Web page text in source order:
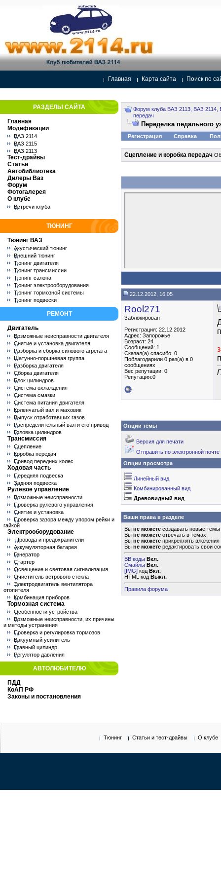
Главная Карта сайта Поиск по
РАЗДЕЛЫ САЙТА
Главная
Модификации
ВАЗ 2114
ВАЗ 2115
ВАЗ 2113
Тест-драйвы
Статьи
Автобиблиотека
Дилеры Ваз
Форум
Фотогалерея
О клубе
Встречи клуба
ТЮНИНГ
Тюнинг ВАЗ
Акустический тюнинг
Внешний тюнинг
Тюнинг двигателя
Тюнинг трансмиссии
Тюнинг салона
Тюнинг электрооборудования
Тюнинг тормозной системы
Тюнинг подвески
РЕМОНТ
Двигатель
Возможные неисправности двигателя
Снятие и установка двигателя
Разборка и сборка силового агрегата
Шатунно-поршневая группа
Разборка двигателя
Сборка двигателя
Блок цилиндров
Система охлаждения
Система смазки
Система питания двигателя
Коленчатый вал и маховик
Выпуск отработавших газов
Распределительный вал и его привод
Головка цилиндров
Трансмиссия
Сцепление
Коробка передач
Привод передних колес
Ходовая часть
Передняя подвеска
Задняя подвеска
Рулевое управление
Возможные неисправности
Проверка рулевого управления
Снятие и установка
Проверка зазора между упором рейки и
гайкой
Электрооборудование
Провода и предохранители
Аккумуляторная батарея
Генератор
Стартер
Освещение и световая сигнализация
Очиститель ветрового стекла
Электродвигатель вентилятора
отопителя
Комбинация приборов
Тормозная система
Особенности устройства
Возможные неисправности, их причины
и методы устранения
Проверка и регулировка тормозов
Вакуумный усилитель
Главный цилиндр
Регулятор давления
АВТОЛЮБИТЕЛЮ
ПДД
КоАП РФ
Законы и постановления
Форум клуба ВАЗ 2113, ВАЗ 2114,
передач
Переделка педального
Регистрация Справка
Сцепление и коробка передач
22.12.2012, 16:05
Rool271
Заблокирован
Регистрация: 22.12.2012
Адрес: Запорожье
Возраст: 24
Сообщений: 1
Сказал(а) спасибо: 0
Поблагодарили 0 раз(а) в 0
сообщениях
Вес репутации: 0
Репутация:0
Опции темы
Версия для печати
Отправить по электронной почте
Опции просмотра
Линейный вид
Комбинированный вид
Древовидный вид
Ваши права в разделе
Вы не можете создавать новые темы
Вы не можете отвечать в темах
Вы не можете прикреплять вложения
Вы не можете редактировать свои
BB коды Вкл.
Смайлы Вкл.
[IMG] код Вкл.
HTML код Выкл.
Правила форума
Тюнинг Статьи и тест-драйвы О клубе